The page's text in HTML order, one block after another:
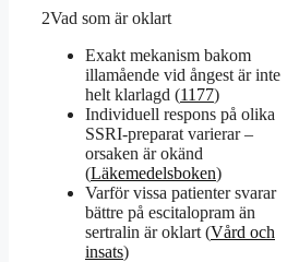
2Vad som är oklart
Exakt mekanism bakom
illamående vid ångest är inte
helt klarlagd (1177)
Individuell respons på olika
SSRI-preparat varierar –
orsaken är okänd
(Läkemedelsboken)
Varför vissa patienter svarar
bättre på escitalopram än
sertralin är oklart (Vård och
insats)